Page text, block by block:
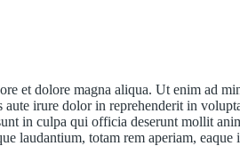
et dolore magna aliqua. Ut enim ad
irure dolor in reprehenderit in
in culpa qui officia deserunt mollit
laudantium, totam rem aperiam, eaque